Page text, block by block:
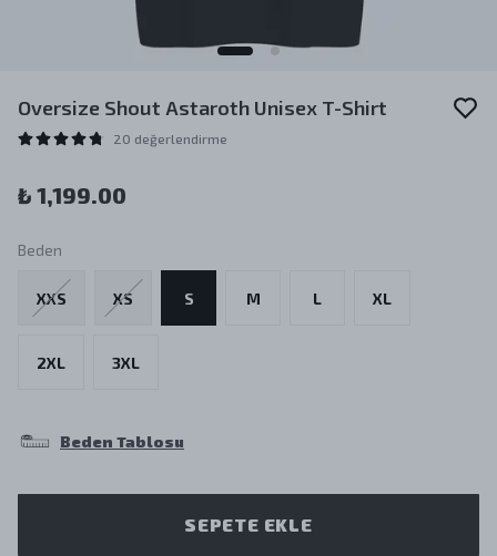
Oversize Shout Astaroth Unisex T-Shirt
20 değerlendirme
₺ 1,199.00
Beden
XXS XS S M L XL
2XL 3XL
Beden Tablosu
SEPETE EKLE